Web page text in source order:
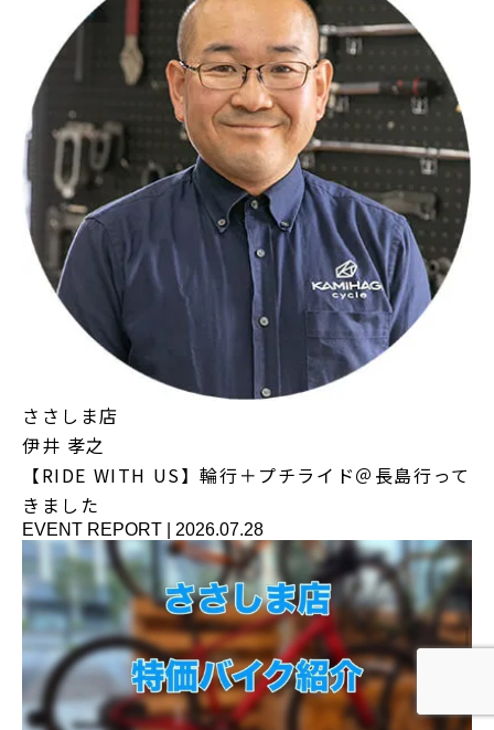
ささしま店
伊井 孝之
【RIDE WITH US】輪行＋プチライド＠長島行って
きました
EVENT REPORT 2026.07.28